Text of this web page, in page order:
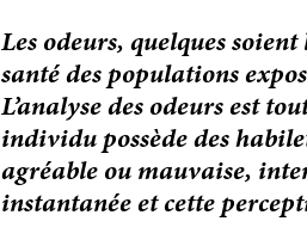
Les odeurs, quelques
santé des populations
L’analyse des odeurs est
individu possède des
agréable ou mauvaise,
instantanée et cette